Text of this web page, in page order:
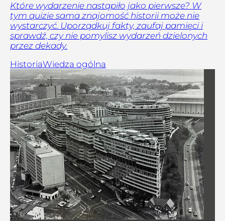
Które wydarzenie nastąpiło jako pierwsze? W
tym quizie sama znajomość historii może nie
wystarczyć. Uporządkuj fakty, zaufaj pamięci i
sprawdź, czy nie pomylisz wydarzeń dzielonych
przez dekady.
HistoriaWiedza ogólna